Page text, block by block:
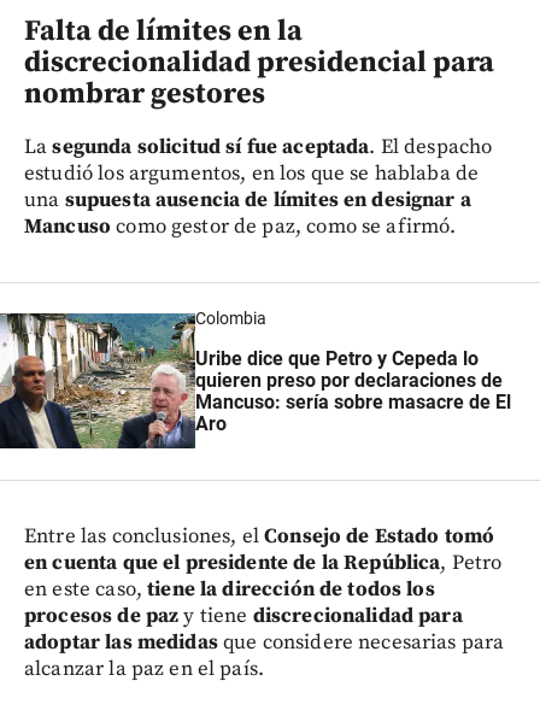
Falta de límites en la
discrecionalidad presidencial para
nombrar gestores
Lasegunda solicitud sí fue aceptada. El despacho
estudió los argumentos, en los que se hablaba de
una supuesta ausencia de límites en designar a
Mancuso como gestor de paz, como se afirmó.
Colombia
Uribe dice que Petro y Cepeda lo
quieren preso por declaraciones de
Mancuso: sería sobre masacre de El
Aro
Entre las conclusiones, elConsejo de Estado tomó
en cuenta que el presidente de la República, Petro
en este caso,tiene la dirección de todos los
procesos de pazy tiene discrecionalidad para
adoptar las medidasque considere necesarias para
alcanzar la paz en el país.